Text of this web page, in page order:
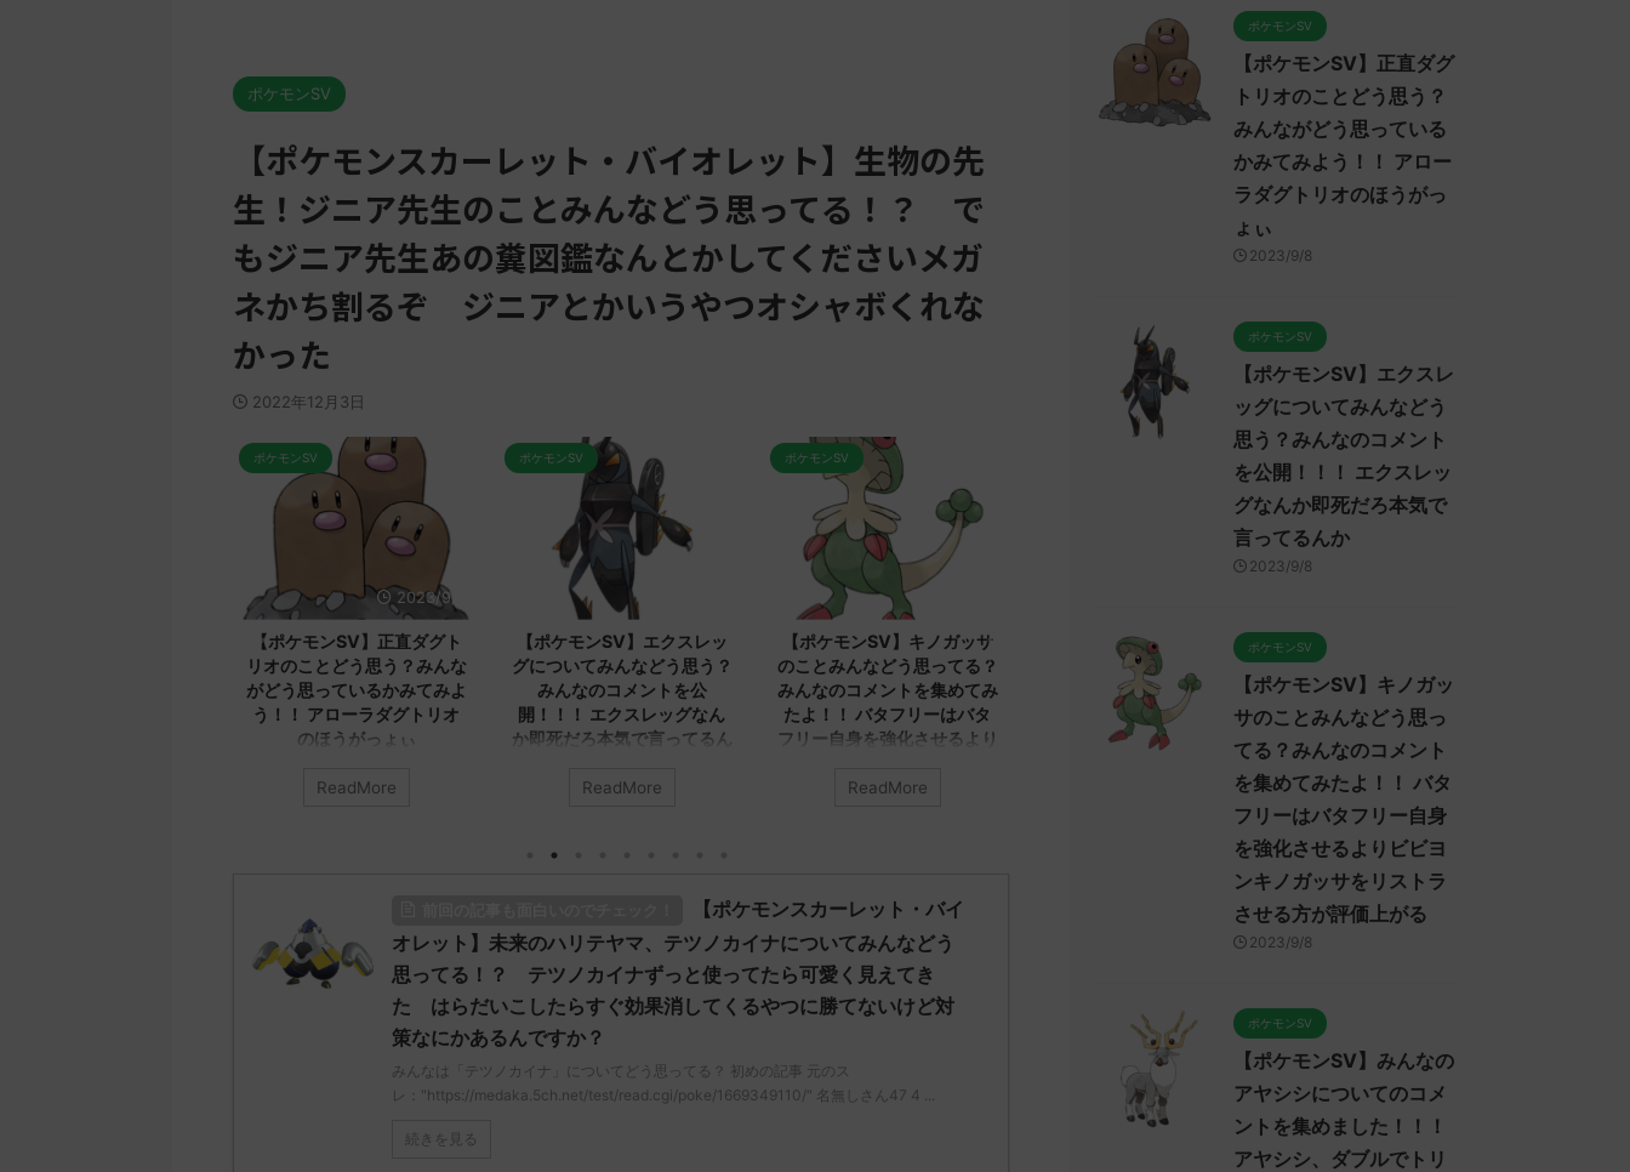
ポケモンSV
【ポケモンスカーレット・バイオレット】生物の先
生！ジニア先生のことみんなどう思ってる！？ で
もジニア先生あの糞図鑑なんとかしてくださいメガ
ネかち割るぞ ジニアとかいうやつオシャボくれな
かった
2022年12月3日
2023/9/8
【ポケモンSV】正直ダグト
リオのことどう思う？みんな
がどう思っているかみてみよ
う！！ アローラダグトリオ
どう思ってる？ 初めの記事 元の
18:28:06.00ID:O9D7O9iU0 リージ
ョンでも何でもないのにただただ
ポケモンSV
2023/9/8
【ポケモンSV】エクスレッ
グについてみんなどう思う？
みんなのコメントを公
開！！！ エクスレッグなん
か即死だろ本気で言ってるん
みんなは「エクスレッグ」につい
君に決めた！ (ﾜｯﾁｮｲW d56d-
NwUu) 2023/06/28(水)
01:07:00.69ID:oUI00NrJ0 エクス
レッグヘルムかっこいいから助か
る 名無しさん0971 0971 名無しさ
NwUu) 2023/06/28(水 ...
2023/9/8
【ポケモンSV】キノガッサ
のことみんなどう思ってる？
みんなのコメントを集めてみ
たよ！！ バタフリーはバタ
フリー自身を強化させるより
ラさせる方が評価上がる
/read.cgi/poke/1687575951/" 反
応される人さん0623 0623 名無し
さん、君に決めた！ (ｱｳｱｳｳｰ
Sa69-sI2x) 2023/06/27(火)
08:19:23.39ID:KfVqw9Gna 胞子を
無しさん、君に決めた！ (ﾜｯﾁｮｲW
【ポケモンSV】みんなのア
ヤシシについてのコメントを
集めました！！！ アヤシ
シ、ダブルでトリル貼る就職
先が1番かもしれないけどヤ
くないトリル要員だから今ひ
ディプレスさえあればバリア
ラッシュとの組み合わせが面
白くなりそうなんだけど
みんなは「アヤシシ」についてど
う思ってる？ 初めの記事 元のス
レ："https://medaka.5ch.net/test
される人さん0055 0055 名無しさ
【ポケモンSV】ポケモンSV
プレイヤーのトゲキッスに対
するコメント集！ ねばねば
ネット、そんな悪くなさそう
ではあるけど上取れたら劇的
に有利になれるようなエース
が今は見あたらない全盛期ポ
イヒガッサかトゲキッスが欲
しい
どう思ってる？ 初めの記事 元の
レ："https://medaka.5ch.net/test
ん、君に決めた！ (ﾃﾃﾝﾃﾝﾃﾝ
MM7f-faBw) 2023/06/01(木)
23:53:19.96ID:X6LFL4hoM なんで
トゲキッスちゃんをパルデアに入
れてくんないの酷い 反応される人
さん0938 0938 名無しさん、君に
決めた！ (ｽﾌﾟｯｯ Sdbf-EFSw) ...
ReadMore
【ポケモンスカーレット・バイ
オレット】未来のハリテヤマ、テツノカイナについてみんなどう
思ってる！？ テツノカイナずっと使ってたら可愛く見えてき
た はらだいこしたらすぐ効果消してくるやつに勝てないけど対
策なにかあるんですか？
みんなは「テツノカイナ」についてどう思ってる？ 初めの記事 元のス
レ："https://medaka.5ch.net/test/read.cgi/poke/1669349110/" 名無しさん47 4 ...
続きを見る
ポケモンSV
【ポケモンSV】正直ダグ
トリオのことどう思う？
みんながどう思っている
かみてみよう！！ アロー
ラダグトリオのほうがっ
ょぃ
2023/9/8
ポケモンSV
【ポケモンSV】エクスレ
ッグについてみんなどう
思う？みんなのコメント
を公開！！！ エクスレッ
グなんか即死だろ本気で
言ってるんか
2023/9/8
ポケモンSV
【ポケモンSV】キノガッ
サのことみんなどう思っ
てる？みんなのコメント
を集めてみたよ！！ バタ
フリーはバタフリー自身
を強化させるよりビビヨ
ンキノガッサをリストラ
させる方が評価上がる
2023/9/8
ポケモンSV
【ポケモンSV】みんなの
アヤシシについてのコメ
ントを集めました！！！
アヤシシ、ダブルでトリ